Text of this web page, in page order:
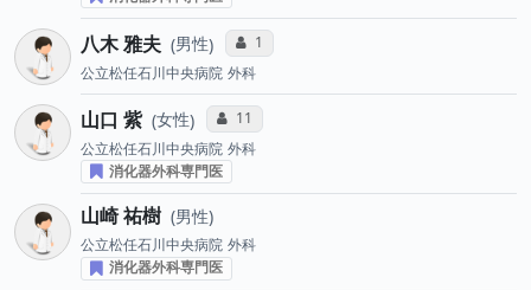
八木 雅夫 男性 コミュニケーション・タイプ投票数
1
公立松任石川中央病院 外科
山口 紫 女性 コミュニケーション・タイプ投票数
11
公立松任石川中央病院 外科
消化器外科専門医
山崎 祐樹 男性
公立松任石川中央病院 外科
消化器外科専門医